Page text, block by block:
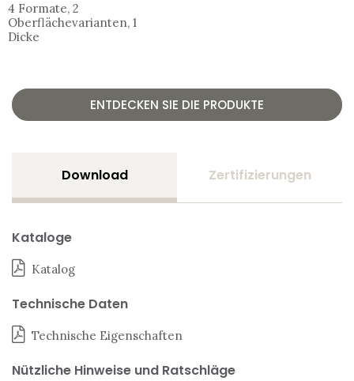
4 Formate, 2
Oberflächevarianten, 1
Dicke
ENTDECKEN SIE DIE PRODUKTE
Download Zertifizierungen
Kataloge
Katalog
Technische Daten
Technische Eigenschaften
Nützliche Hinweise und Ratschläge